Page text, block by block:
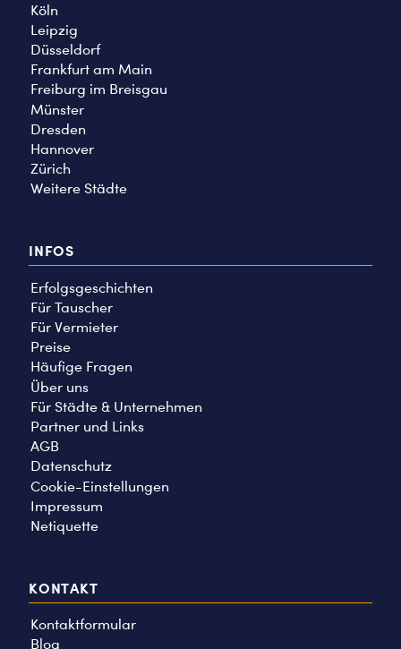
Köln
Leipzig
Düsseldorf
Frankfurt am Main
Freiburg im Breisgau
Münster
Dresden
Hannover
Zürich
Weitere Städte
INFOS
Erfolgsgeschichten
Für Tauscher
Für Vermieter
Preise
Häufige Fragen
Über uns
Für Städte & Unternehmen
Partner und Links
AGB
Datenschutz
Cookie-Einstellungen
Impressum
Netiquette
KONTAKT
Kontaktformular
Blog